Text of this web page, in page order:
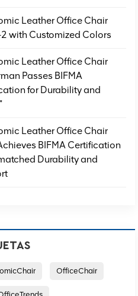
Leather Office Chair
2 with Customized Colors
Leather Office Chair
Passes BIFMA
for Durability and
Leather Office Chair
BIFMA Certification
Durability and
OfficeChair